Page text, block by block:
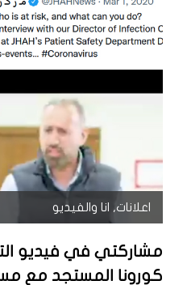
اعلانات, انا والفيديو
مشاركتي في فيديو
كورونا المستجد مع